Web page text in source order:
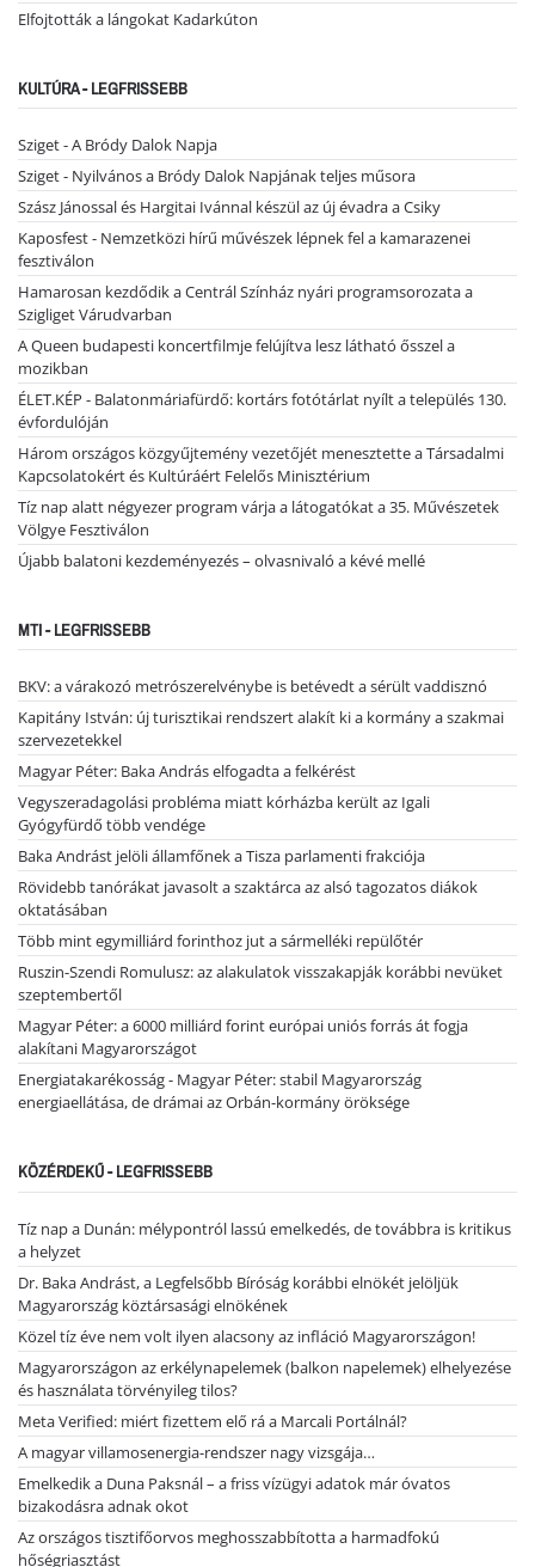
Elfojtották a lángokat Kadarkúton
KULTÚRA - LEGFRISSEBB
Sziget - A Bródy Dalok Napja
Sziget - Nyilvános a Bródy Dalok Napjának teljes műsora
Szász Jánossal és Hargitai Ivánnal készül az új évadra a Csiky
Kaposfest - Nemzetközi hírű művészek lépnek fel a kamarazenei
fesztiválon
Hamarosan kezdődik a Centrál Színház nyári programsorozata a
Szigliget Várudvarban
A Queen budapesti koncertfilmje felújítva lesz látható ősszel a
mozikban
ÉLET.KÉP - Balatonmáriafürdő: kortárs fotótárlat nyílt a település 130.
évfordulóján
Három országos közgyűjtemény vezetőjét menesztette a Társadalmi
Kapcsolatokért és Kultúráért Felelős Minisztérium
Tíz nap alatt négyezer program várja a látogatókat a 35. Művészetek
Völgye Fesztiválon
Újabb balatoni kezdeményezés – olvasnivaló a kévé mellé
MTI - LEGFRISSEBB
BKV: a várakozó metrószerelvénybe is betévedt a sérült vaddisznó
Kapitány István: új turisztikai rendszert alakít ki a kormány a szakmai
szervezetekkel
Magyar Péter: Baka András elfogadta a felkérést
Vegyszeradagolási probléma miatt kórházba került az Igali
Gyógyfürdő több vendége
Baka Andrást jelöli államfőnek a Tisza parlamenti frakciója
Rövidebb tanórákat javasolt a szaktárca az alsó tagozatos diákok
oktatásában
Több mint egymilliárd forinthoz jut a sármelléki repülőtér
Ruszin-Szendi Romulusz: az alakulatok visszakapják korábbi nevüket
szeptembertől
Magyar Péter: a 6000 milliárd forint európai uniós forrás át fogja
alakítani Magyarországot
Energiatakarékosság - Magyar Péter: stabil Magyarország
energiaellátása, de drámai az Orbán-kormány öröksége
KÖZÉRDEKŰ - LEGFRISSEBB
Tíz nap a Dunán: mélypontról lassú emelkedés, de továbbra is kritikus
a helyzet
Dr. Baka Andrást, a Legfelsőbb Bíróság korábbi elnökét jelöljük
Magyarország köztársasági elnökének
Közel tíz éve nem volt ilyen alacsony az infláció Magyarországon!
Magyarországon az erkélynapelemek (balkon napelemek) elhelyezése
és használata törvényileg tilos?
Meta Verified: miért fizettem elő rá a Marcali Portálnál?
A magyar villamosenergia-rendszer nagy vizsgája…
Emelkedik a Duna Paksnál – a friss vízügyi adatok már óvatos
bizakodásra adnak okot
Az országos tisztifőorvos meghosszabbította a harmadfokú
hőségriasztást